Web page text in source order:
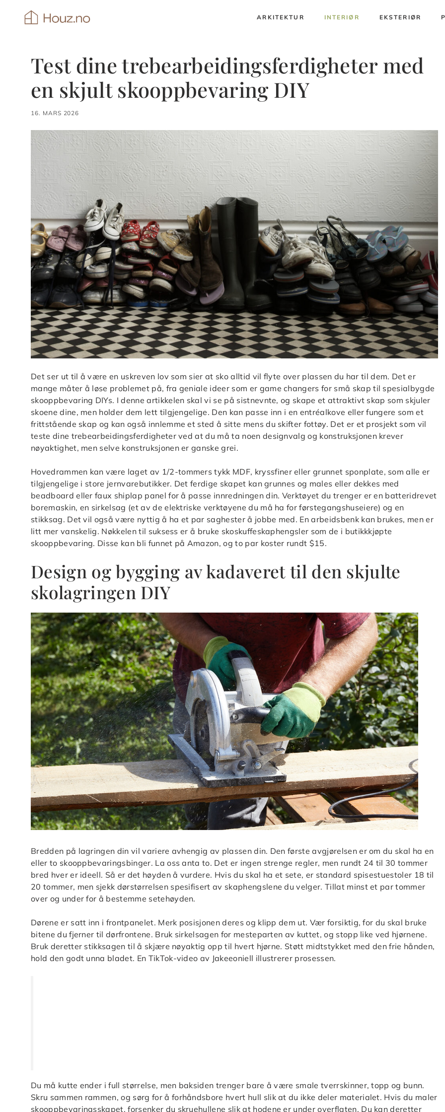
ARKITEKTUR INTERIØR EKSTERIØR
Test dine trebearbeidingsferdigheter med
en skjult skooppbevaring DIY
16. MARS 2026
Det ser ut til å være en uskreven lov som sier at sko alltid vil flyte over plassen du har til dem. Det er
mange måter å løse problemet på, fra geniale ideer som er game changers for små skap til spesialbygde
skooppbevaring DIYs. I denne artikkelen skal vi se på sistnevnte, og skape et attraktivt skap som skjuler
skoene dine, men holder dem lett tilgjengelige. Den kan passe inn i en entréalkove eller fungere som et
frittstående skap og kan også innlemme et sted å sitte mens du skifter fottøy. Det er et prosjekt som vil
teste dine trebearbeidingsferdigheter ved at du må ta noen designvalg og konstruksjonen krever
nøyaktighet, men selve konstruksjonen er ganske grei.
Hovedrammen kan være laget av 1/2-tommers tykk MDF, kryssfiner eller grunnet sponplate, som alle er
tilgjengelige i store jernvarebutikker. Det ferdige skapet kan grunnes og males eller dekkes med
beadboard eller faux shiplap panel for å passe innredningen din. Verktøyet du trenger er en batteridrevet
boremaskin, en sirkelsag (et av de elektriske verktøyene du må ha for førstegangshuseiere) og en
stikksag. Det vil også være nyttig å ha et par saghester å jobbe med. En arbeidsbenk kan brukes, men er
litt mer vanskelig. Nøkkelen til suksess er å bruke skoskuffeskaphengsler som de i butikkkjøpte
skooppbevaring. Disse kan bli funnet på Amazon, og to par koster rundt $15.
Design og bygging av kadaveret til den skjulte
skolagringen DIY
Bredden på lagringen din vil variere avhengig av plassen din. Den første avgjørelsen er om du skal ha en
eller to skooppbevaringsbinger. La oss anta to. Det er ingen strenge regler, men rundt 24 til 30 tommer
bred hver er ideell. Så er det høyden å vurdere. Hvis du skal ha et sete, er standard spisestuestoler 18 til
20 tommer, men sjekk dørstørrelsen spesifisert av skaphengslene du velger. Tillat minst et par tommer
over og under for å bestemme setehøyden.
Dørene er satt inn i frontpanelet. Merk posisjonen deres og klipp dem ut. Vær forsiktig, for du skal bruke
bitene du fjerner til dørfrontene. Bruk sirkelsagen for mesteparten av kuttet, og stopp like ved hjørnene.
Bruk deretter stikksagen til å skjære nøyaktig opp til hvert hjørne. Støtt midtstykket med den frie hånden,
hold den godt unna bladet. En TikTok-video av Jakeeoniell illustrerer prosessen.
Du må kutte ender i full størrelse, men baksiden trenger bare å være smale tverrskinner, topp og bunn.
Skru sammen rammen, og sørg for å forhåndsbore hvert hull slik at du ikke deler materialet. Hvis du maler
skooppbevaringsskapet, forsenker du skruehullene slik at hodene er under overflaten. Du kan deretter